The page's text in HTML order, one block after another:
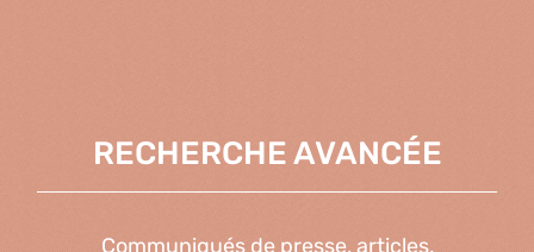
RECHERCHE AVANCÉE
Communiqués de presse, articles,